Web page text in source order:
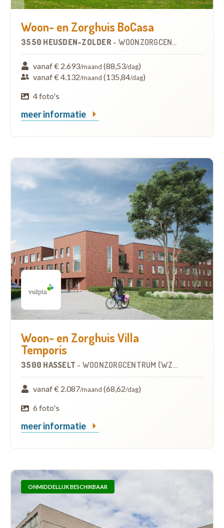
Woon- en Zorghuis BoCasa
3550 HEUSDEN-ZOLDER - WOONZORGCENTRUM (WZC)
vanaf € 2.693/maand (88,53/dag)
vanaf € 4.132/maand (135,84/dag)
4 foto's
meer informatie
Woon- en Zorghuis Villa
Temporis
3500 HASSELT - WOONZORGCENTRUM (WZC)
vanaf € 2.087/maand (68,62/dag)
6 foto's
meer informatie
ONMIDDELLIJK BESCHIKBAAR